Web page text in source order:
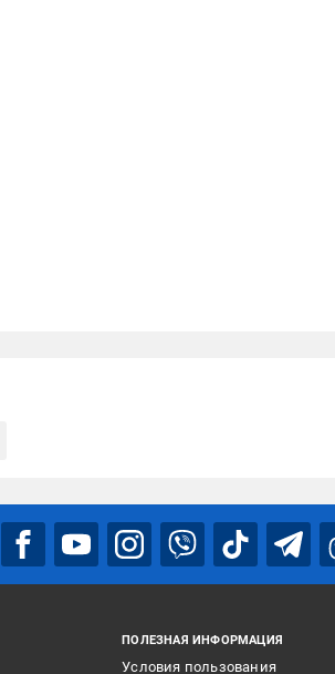
ПОЛЕЗНАЯ ИНФОРМАЦИЯ
Условия пользования